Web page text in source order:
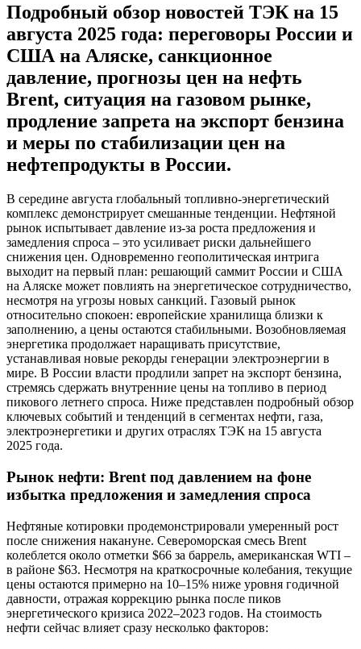
Подробный обзор новостей ТЭК на 15
августа 2025 года: переговоры России и
США на Аляске, санкционное
давление, прогнозы цен на нефть
Brent, ситуация на газовом рынке,
продление запрета на экспорт бензина
и меры по стабилизации цен на
нефтепродукты в России.
В середине августа глобальный топливно-энергетический
комплекс демонстрирует смешанные тенденции. Нефтяной
рынок испытывает давление из-за роста предложения и
замедления спроса – это усиливает риски дальнейшего
снижения цен. Одновременно геополитическая интрига
выходит на первый план: решающий саммит России и США
на Аляске может повлиять на энергетическое сотрудничество,
несмотря на угрозы новых санкций. Газовый рынок
относительно спокоен: европейские хранилища близки к
заполнению, а цены остаются стабильными. Возобновляемая
энергетика продолжает наращивать присутствие,
устанавливая новые рекорды генерации электроэнергии в
мире. В России власти продлили запрет на экспорт бензина,
стремясь сдержать внутренние цены на топливо в период
пикового летнего спроса. Ниже представлен подробный обзор
ключевых событий и тенденций в сегментах нефти, газа,
электроэнергетики и других отраслях ТЭК на 15 августа
2025 года.
Рынок нефти: Brent под давлением на фоне
избытка предложения и замедления спроса
Нефтяные котировки продемонстрировали умеренный рост
после снижения накануне. Североморская смесь Brent
колеблется около отметки $66 за баррель, американская WTI –
в районе $63. Несмотря на краткосрочные колебания, текущие
цены остаются примерно на 10–15% ниже уровня годичной
давности, отражая коррекцию рынка после пиков
энергетического кризиса 2022–2023 годов. На стоимость
нефти сейчас влияет сразу несколько факторов: